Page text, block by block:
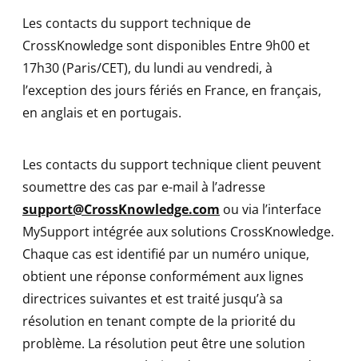
Les contacts du support technique de
CrossKnowledge sont disponibles Entre 9h00 et
17h30 (Paris/CET), du lundi au vendredi, à
l’exception des jours fériés en France, en français,
en anglais et en portugais.
Les contacts du support technique client peuvent
soumettre des cas par e-mail à l’adresse
support@CrossKnowledge.com ou via l’interface
MySupport intégrée aux solutions CrossKnowledge.
Chaque cas est identifié par un numéro unique,
obtient une réponse conformément aux lignes
directrices suivantes et est traité jusqu’à sa
résolution en tenant compte de la priorité du
problème. La résolution peut être une solution